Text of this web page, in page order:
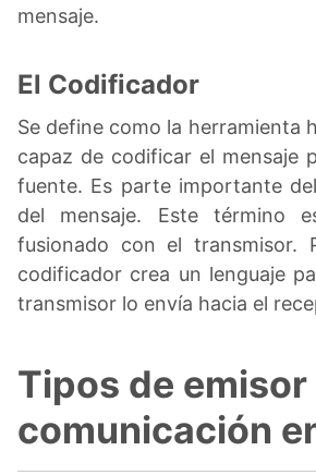
mensaje.
El Codificador
Se define como la herramienta
capaz de codificar el mensaje
fuente. Es parte importante
del mensaje. Este término
fusionado con el transmisor.
codificador crea un lenguaje
transmisor lo envía hacia el
Tipos de emisor
comunicación